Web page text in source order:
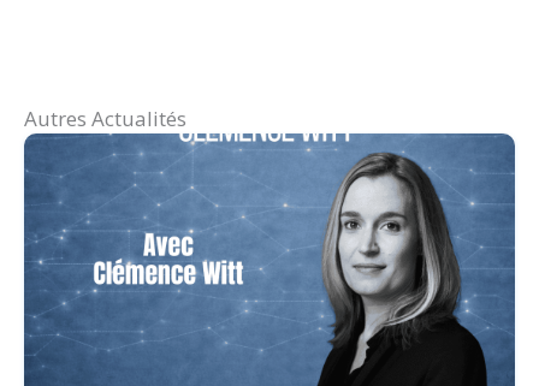
Autres Actualités